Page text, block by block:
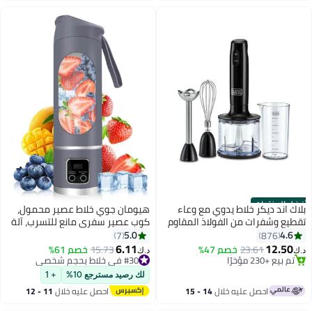
أفضل المنتجات
بلاك اند ديكر خلاط يدوي مع وعاء
تقطيع وشفرات من الفولاذ المقاوم
للصدأ وكوب وسرعتين، وظيفة 3 في
1 للخلط والتقطيع والخفق، وسادة
مضادة للانزلاق. HB600-B5 أسود/
شفاف
4.6
876
د.ك‏12.50
23.61خصم 47%
#1 في الخلاطات اليدوية
باقي 5 وحدات في المخزون
تم بيع +230 مؤخرًا
#1 في الخلاطات اليدوية
احصل عليه خلال 14 - 15
اغسطس
هيومان جوي خلاط عصير محمول،
كوب عصير سفري مانع للتسرب، آلة
خلط عصائر سموثي، سهل التنظيف،
شاشة رقمية LCD، 12 شفرة من
الفولاذ المقاوم للصدأ، 3 أوضاع،
شحن USB، خلاط لاسلكي صغير لخلط
الفواكه الطازجة مع حبل.
5.0
7
د.ك‏6.11
15.73خصم 61% #30 في خلاط بحجم شخصي
أقل سعر في 30 يوم
#30 في خلاط بحجم شخصي
لك رصيد مسترجع 10% + 1
احصل عليه خلال 11 - 12
اغسطس